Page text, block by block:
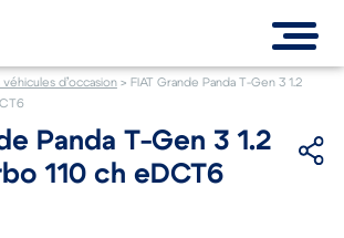
véhicules d’occasion> FIAT Grande Panda T-Gen 3 1.2
Panda T-Gen 3 1.2
110 ch eDCT6